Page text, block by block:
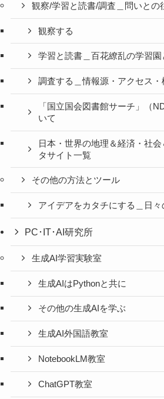
観察/学習と読書/調査＿問いとの
観察する
学習と読書＿百花繚乱の学習園
調査する＿情報源・アクセス・
「国立国会図書館サーチ」（
いて
日本・世界の地理＆経済・社
タサイト一覧
その他の方法とツール
アイデアをカタチにする＿日々
PC･IT･AI研究所
生成AI学習実験室
生成AIはPythonと共に
その他の生成AIを学ぶ
生成AI外国語教室
NotebookLM教室
ChatGPT教室